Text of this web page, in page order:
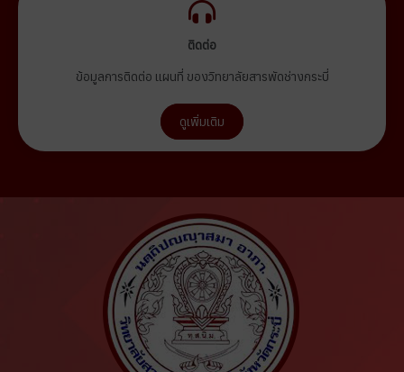
ติดต่อ
ข้อมูลการติดต่อ แผนที่ ของวิทยาลัยสารพัดช่างกระบี่
ดูเพิ่มเติม